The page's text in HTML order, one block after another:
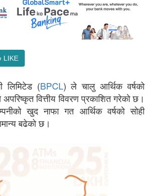
LIKE
लिमिटेड (BPCL) ले चालु आर्थिक वर्षको
अपरिष्कृत वित्तीय विवरण प्रकाशित गरेको छ।
खुद नाफा गत आर्थिक वर्षको सोही
बढेको छ।